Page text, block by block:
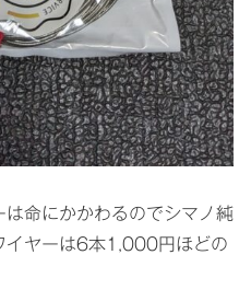
命にかかわるのでシマノ純
イヤーは6本1,000円ほどの